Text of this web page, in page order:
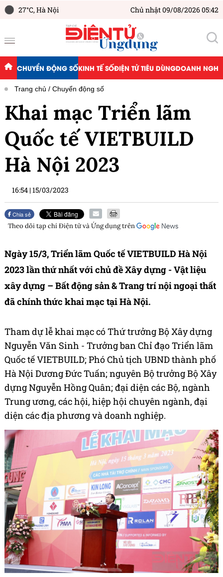
27°C,Hà Nội Chủ nhật 09/08/2026 05:42
CHUYỂN ĐỘNG SỐKINH TẾ SỐĐIỆN TỬ TIÊU DÙNGDOANH
Trang chủ Chuyển động số
Khai mạc Triển lãm
Quốc tế VIETBUILD
Hà Nội 2023
16:54 |15/03/2023
Chia sẻ
Theo dõi tạp chíĐiện tử và Ứng dụngtrên
Ngày 15/3, Triển lãm Quốc tế VIETBUILD Hà Nội
2023 lần thứ nhất với chủ đề Xây dựng - Vật liệu
xây dựng – Bất động sản & Trang trí nội ngoại thất
đã chính thức khai mạc tại Hà Nội.
Tham dự lễ khai mạc có Thứ trưởng Bộ Xây dựng
Nguyễn Văn Sinh - Trưởng ban Chỉ đạo Triển lãm
Quốc tế VIETBUILD; Phó Chủ tịch UBND thành phố
Hà Nội Dương Đức Tuấn; nguyên Bộ trưởng Bộ Xây
dựng Nguyễn Hồng Quân; đại diện các Bộ, ngành
Trung ương, các hội, hiệp hội chuyên ngành, đại
diện các địa phương và doanh nghiệp.